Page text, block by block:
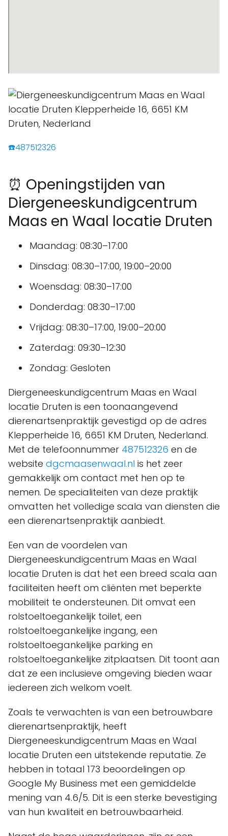
☎️487512326
⏰ Openingstijden van
Diergeneeskundigcentrum
Maas en Waal locatie Druten
Maandag: 08:30–17:00
Dinsdag: 08:30–17:00, 19:00–20:00
Woensdag: 08:30–17:00
Donderdag: 08:30–17:00
Vrijdag: 08:30–17:00, 19:00–20:00
Zaterdag: 09:30–12:30
Zondag: Gesloten
Diergeneeskundigcentrum Maas en Waal
locatie Druten is een toonaangevend
dierenartsenpraktijk gevestigd op de adres
Klepperheide 16, 6651 KM Druten, Nederland.
Met de telefoonnummer 487512326 en de
website dgcmaasenwaal.nl is het zeer
gemakkelijk om contact met hen op te
nemen. De specialiteiten van deze praktijk
omvatten het volledige scala van diensten die
een dierenartsenpraktijk aanbiedt.
Een van de voordelen van
Diergeneeskundigcentrum Maas en Waal
locatie Druten is dat het een breed scala aan
faciliteiten heeft om cliënten met beperkte
mobiliteit te ondersteunen. Dit omvat een
rolstoeltoegankelijk toilet, een
rolstoeltoegankelijke ingang, een
rolstoeltoegankelijke parking en
rolstoeltoegankelijke zitplaatsen. Dit toont aan
dat ze een inclusieve omgeving bieden waar
iedereen zich welkom voelt.
Zoals te verwachten is van een betrouwbare
dierenartsenpraktijk, heeft
Diergeneeskundigcentrum Maas en Waal
locatie Druten een uitstekende reputatie. Ze
hebben in totaal 173 beoordelingen op
Google My Business met een gemiddelde
mening van 4.6/5. Dit is een sterke bevestiging
van hun kwaliteit en betrouwbaarheid.